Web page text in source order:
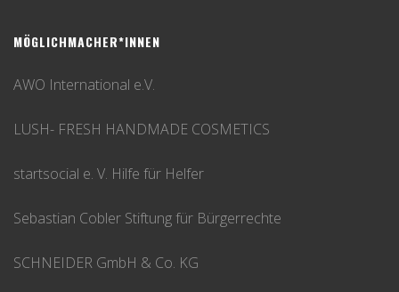
MÖGLICHMACHER*INNEN
AWO International e.V.
LUSH- FRESH HANDMADE COSMETICS
startsocial e. V. Hilfe für Helfer
Sebastian Cobler Stiftung für Bürgerrechte
SCHNEIDER GmbH & Co. KG